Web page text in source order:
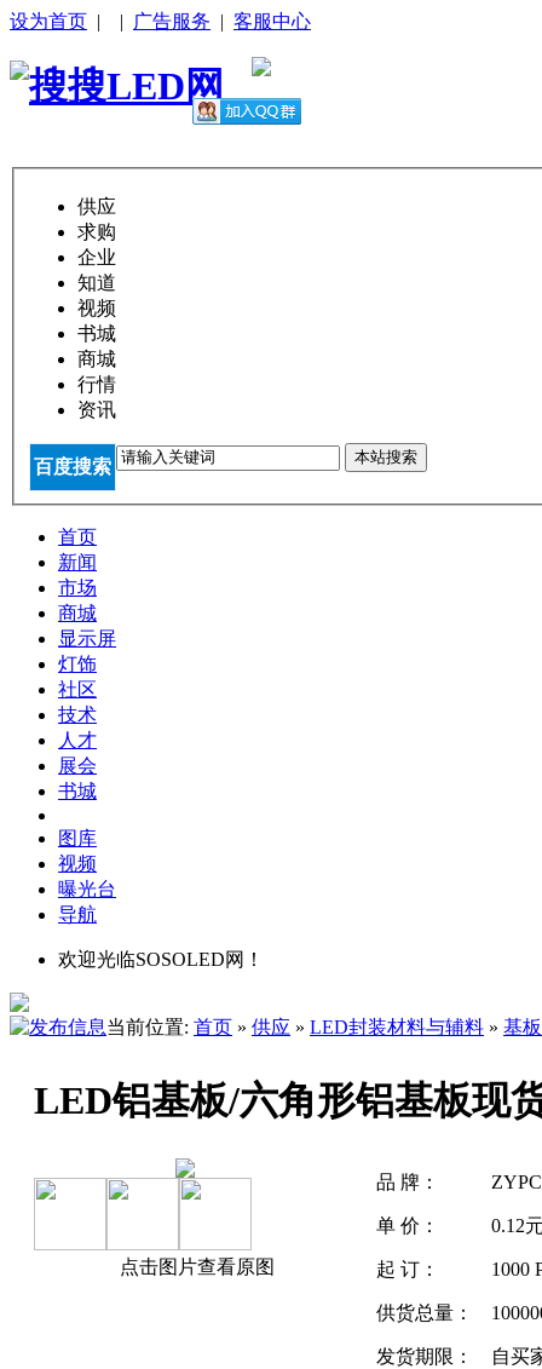
设为首页 | | 广告服务 | 客服中心
供应
求购
企业
知道
视频
书城
商城
行情
资讯
百度搜索 本站搜索
首页
新闻
市场
商城
显示屏
灯饰
社区
技术
人才
展会
书城
图库
视频
曝光台
导航
欢迎光临SOSOLED网！
当前位置: 首页 » 供应 » LED封装材料与辅料 » 基板
LED铝基板/六角形铝基板现
点击图片查看原图
品 牌：
单 价： 0.12
起 订： 1000
供货总量：
发货期限： 自买